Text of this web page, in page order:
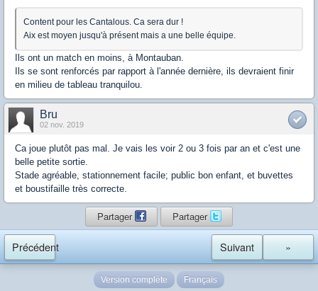
Content pour les Cantalous. Ca sera dur !
Aix est moyen jusqu'à présent mais a une belle équipe.
Ils ont un match en moins, à Montauban.
Ils se sont renforcés par rapport à l'année dernière, ils devraient finir
en milieu de tableau tranquilou.
Bru
02 nov. 2019
Ca joue plutôt pas mal. Je vais les voir 2 ou 3 fois par an et c'est une
belle petite sortie.
Stade agréable, stationnement facile; public bon enfant, et buvettes
et boustifaille très correcte.
Partager Partager
Précédent »
Suivant
Version complète Français